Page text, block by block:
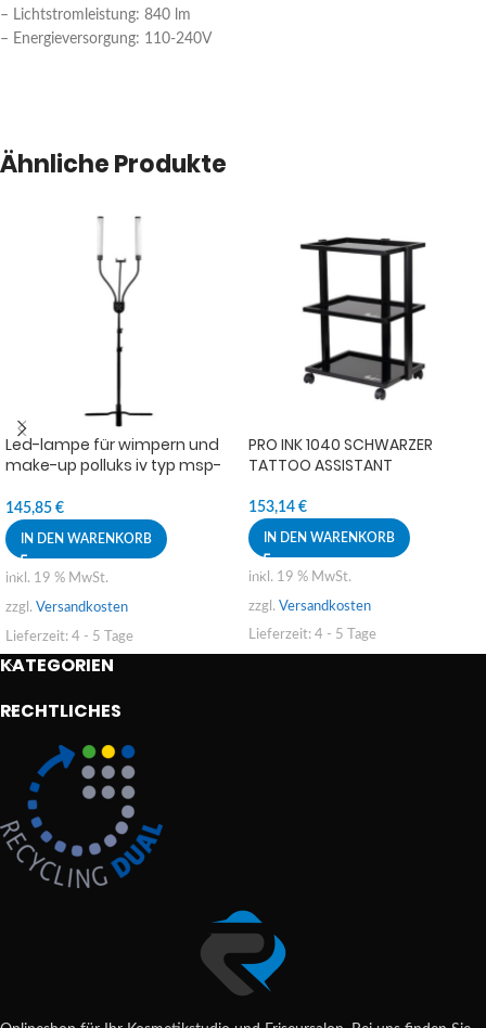
– Lichtstromleistung: 840 lm
– Energieversorgung: 110-240V
Ähnliche Produkte
Led-lampe für wimpern und
make-up polluks iv typ msp-
fernbedienung
145,85 €
IN DEN WARENKORB
inkl. 19 % MwSt.
zzgl. Versandkosten
Lieferzeit: 4 - 5 Tage
PRO INK 1040 SCHWARZER
TATTOO ASSISTANT
153,14 €
IN DEN WARENKORB
inkl. 19 % MwSt.
zzgl. Versandkosten
Lieferzeit: 4 - 5 Tage
KATEGORIEN
RECHTLICHES